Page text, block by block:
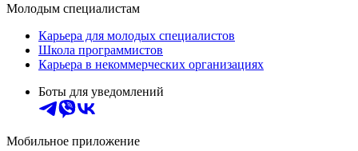
Молодым специалистам
Карьера для молодых специалистов
Школа программистов
Карьера в некоммерческих организациях
Боты для уведомлений
Мобильное приложение